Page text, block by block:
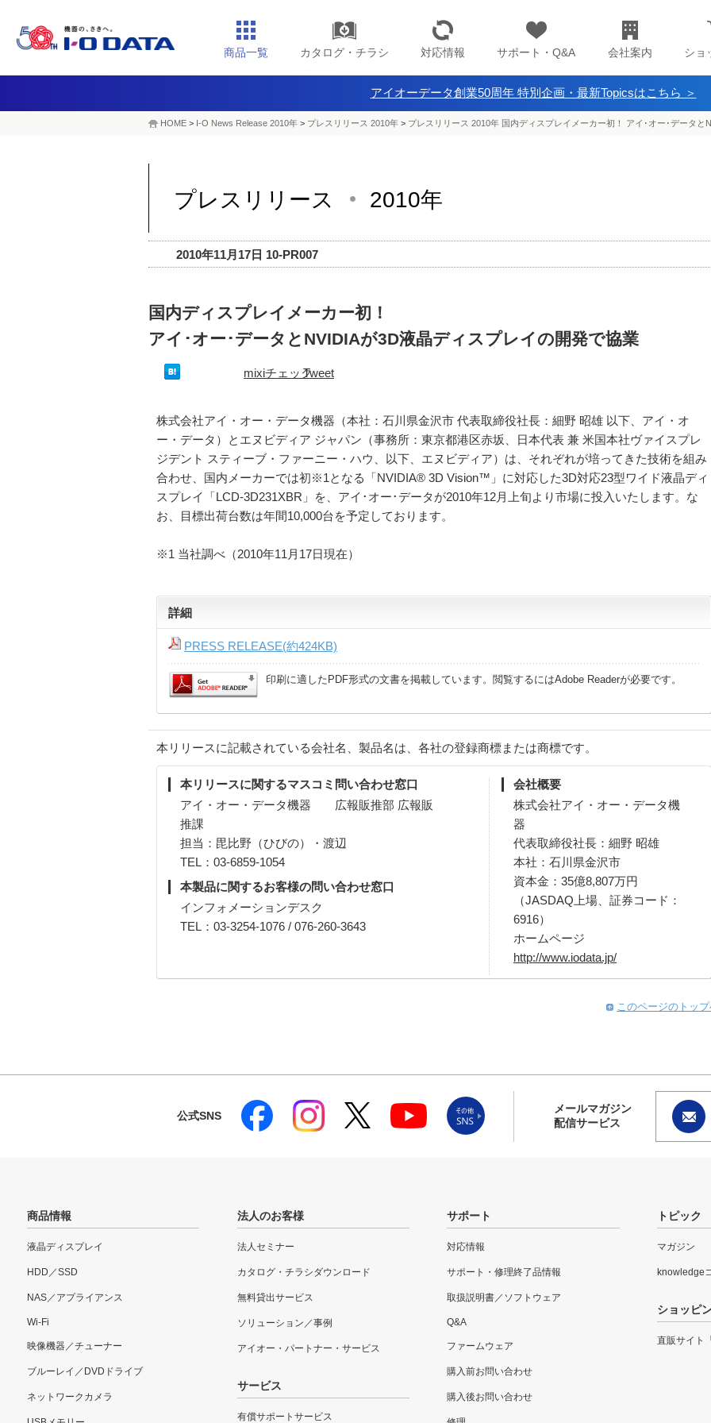
商品一覧 カタログ・チラシ 対応情報 サポート・Q&A 会社案内 ショ
アイオーデータ創業50周年 特別企画・最新Topicsはこちら ＞
HOME > I-O News Release 2010年 > プレスリリース 2010年 > プレスリリース 2010年 国内ディスプレイメーカー初！ アイ･オー･データと
プレスリリース 2010年
2010年11月17日 10-PR007
国内ディスプレイメーカー初！
アイ･オー･データとNVIDIAが3D液晶ディスプレイの開発で協業
mixiチェックTweet
株式会社アイ・オー・データ機器（本社：石川県金沢市 代表取締役社長：細野 昭雄 以下、アイ・オ
ー・データ）とエヌビディア ジャパン（事務所：東京都港区赤坂、日本代表 兼 米国本社ヴァイスプレ
ジデント スティーブ・ファーニー・ハウ、以下、エヌビディア）は、それぞれが培ってきた技術を組み
合わせ、国内メーカーでは初※1となる「NVIDIA® 3D Vision™」に対応した3D対応23型ワイド液晶ディ
スプレイ「LCD-3D231XBR」を、アイ･オー･データが2010年12月上旬より市場に投入いたします。な
お、目標出荷台数は年間10,000台を予定しております。
※1 当社調べ（2010年11月17日現在）
詳細
PRESS RELEASE(約424KB)
印刷に適したPDF形式の文書を掲載しています。閲覧するにはAdobe Readerが必要です。
本リリースに記載されている会社名、製品名は、各社の登録商標または商標です。
本リリースに関するマスコミ問い合わせ窓口
アイ・オー・データ機器 広報販推部 広報販
推課
担当：毘比野（ひびの）・渡辺
TEL：03-6859-1054
本製品に関するお客様の問い合わせ窓口
インフォメーションデスク
TEL：03-3254-1076 / 076-260-3643
会社概要
株式会社アイ・オー・データ機
器
代表取締役社長：細野 昭雄
本社：石川県金沢市
資本金：35億8,807万円
（JASDAQ上場、証券コード：
6916）
ホームページ
http://www.iodata.jp/
このページのトッ
公式SNS
メールマガジン
配信サービス
商品情報
液晶ディスプレイ
HDD／SSD
NAS／アプライアンス
Wi-Fi
映像機器／チューナー
ブルーレイ／DVDドライブ
ネットワークカメラ
法人のお客様
法人セミナー
カタログ・チラシダウンロード
無料貸出サービス
ソリューション／事例
アイオー・パートナー・サービス
サービス
有償サポートサービス
サポート
対応情報
サポート・修理終了品情報
取扱説明書／ソフトウェア
Q&A
ファームウェア
購入前お問い合わせ
購入後お問い合わせ
トピック
マガジン
knowledge
ショッピ
直販サイト